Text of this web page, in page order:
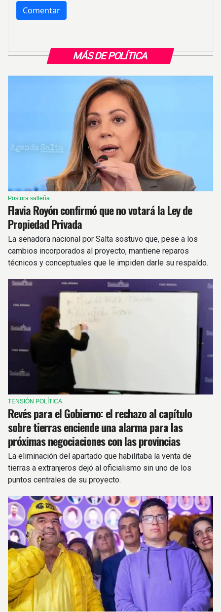
MÁS DE POLÍTICA
Postura salteña
Flavia Royón confirmó que no votará la Ley de
Propiedad Privada
La senadora nacional por Salta sostuvo que, pese a los
cambios incorporados al proyecto, mantiene reparos
técnicos y conceptuales que le impiden darle su respaldo.
TENSIÓN POLÍTICA
Revés para el Gobierno: el rechazo al capítulo
sobre tierras enciende una alarma para las
próximas negociaciones con las provincias
La eliminación del apartado que habilitaba la venta de
tierras a extranjeros dejó al oficialismo sin uno de los
puntos centrales de su proyecto.